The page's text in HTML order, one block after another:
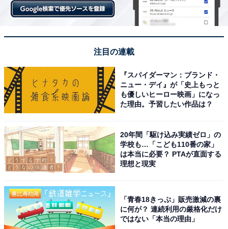
注目の連載
『スパイダーマン：ブランド・
ニュー・デイ』が「史上もっと
も優しいヒーロー映画」になっ
た理由。予習したい作品は？
20年間「駆け込み実績ゼロ」の
学校も…「こども110番の家」
は本当に必要？ PTAが直面する
理想と現実
「青春18きっぷ」販売激減の裏
に何が？ 連続利用の厳格化だけ
ではない「本当の理由」